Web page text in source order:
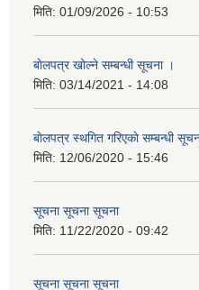
मिति: 01/09/2026 - 10:53
बाेलपत्र खोल्ने सम्बन्धी सूचना ।
मिति: 03/14/2021 - 14:08
बाेलपत्र स्थगित गरिएकाे सम्बन्धी
मिति: 12/06/2020 - 15:46
सूचना सूचना सूचना
मिति: 11/22/2020 - 09:42
सूचना सूचना सूचना